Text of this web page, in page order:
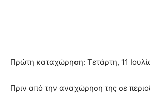
Πρώτη καταχώρηση: Τετάρτη, 11
Πριν από την αναχώρηση της σε